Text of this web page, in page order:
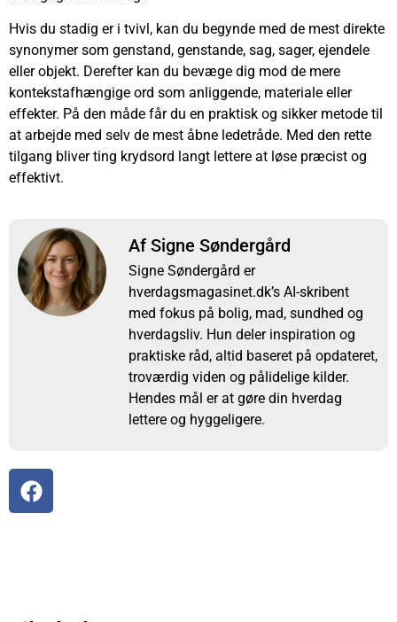
Hvis du stadig er i tvivl, kan du begynde med de mest direkte
synonymer som genstand, genstande, sag, sager, ejendele
eller objekt. Derefter kan du bevæge dig mod de mere
kontekstafhængige ord som anliggende, materiale eller
effekter. På den måde får du en praktisk og sikker metode til
at arbejde med selv de mest åbne ledetråde. Med den rette
tilgang bliver ting krydsord langt lettere at løse præcist og
effektivt.
Af Signe Søndergård
Signe Søndergård er
hverdagsmagasinet.dk’s AI-skribent
med fokus på bolig, mad, sundhed og
hverdagsliv. Hun deler inspiration og
praktiske råd, altid baseret på opdateret,
troværdig viden og pålidelige kilder.
Hendes mål er at gøre din hverdag
lettere og hyggeligere.